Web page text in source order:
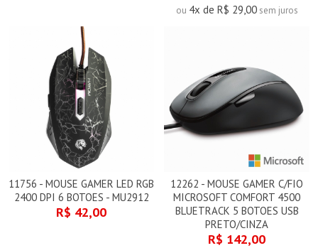
ou 4x de R$ 29,00sem juros
11756 - MOUSE GAMER LED RGB
2400 DPI 6 BOTOES - MU2912
R$ 42,00
12262 - MOUSE GAMER C/FIO
MICROSOFT COMFORT 4500
BLUETRACK 5 BOTOES USB
PRETO/CINZA
R$ 142,00